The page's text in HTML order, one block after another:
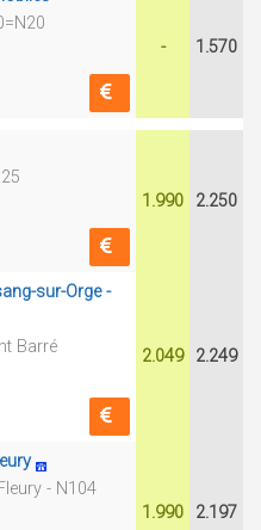
- 1.570
1.990 2.250
sur-Orge -
Barré
2.049 2.249
- N104
1.990 2.197